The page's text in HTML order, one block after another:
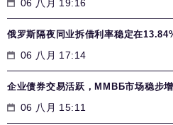
06 八月 19:16
俄罗斯隔夜同业拆借利率稳定在
06 八月 17:14
企业债券交易活跃，MMВБ市场稳步
06 八月 15:11